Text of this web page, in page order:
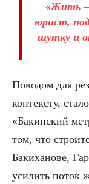
«Жить –
юрист,
шутку и
Поводом для
контексту,
«Бакинский
том, что
Бакиханове,
усилить поток